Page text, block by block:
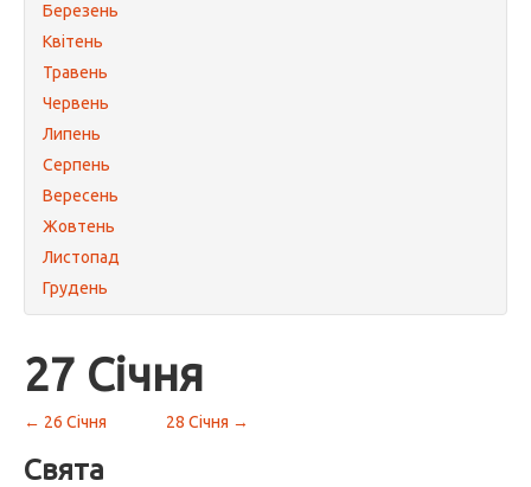
Березень
Квітень
Травень
Червень
Липень
Серпень
Вересень
Жовтень
Листопад
Грудень
27 Січня
← 26 Січня 28 Січня →
Свята